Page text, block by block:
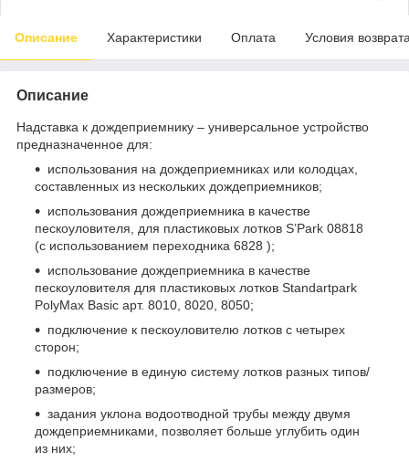
Описание Характеристики Оплата Условия
Описание
Надставка к дождеприемнику – универсальное устройство
предназначенное для:
использования на дождеприемниках или колодцах,
составленных из нескольких дождеприемников;
использования дождеприемника в качестве
пескоуловителя, для пластиковых лотков S’Park 08818
(с использованием переходника 6828 );
использование дождеприемника в качестве
пескоуловителя для пластиковых лотков Standartpark
PolyMax Basic арт. 8010, 8020, 8050;
подключение к пескоуловителю лотков с четырех
сторон;
подключение в единую систему лотков разных типов/
размеров;
задания уклона водоотводной трубы между двумя
дождеприемниками, позволяет больше углубить один
из них;